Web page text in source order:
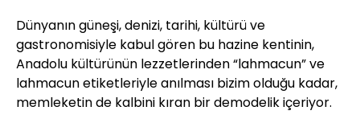
Dünyanın güneşi, denizi, tarihi, kültürü ve
gastronomisiyle kabul gören bu hazine kentinin,
Anadolu kültürünün lezzetlerinden “lahmacun” ve
lahmacun etiketleriyle anılması bizim olduğu kadar,
memleketin de kalbini kıran bir demodelik içeriyor.